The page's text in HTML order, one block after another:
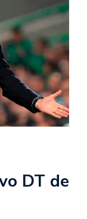
DT de